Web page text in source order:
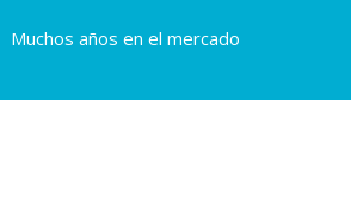
Muchos años en el mercado